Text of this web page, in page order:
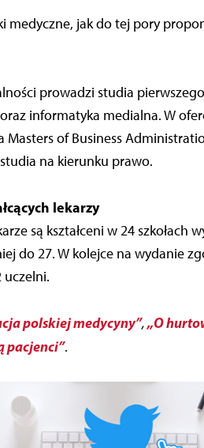
medyczne, jak do tej pory
prowadzi studia
informatyka medialna. W
Masters of Business
na kierunku prawo.
lekarzy
są kształceni w 24 szkołach
do 27. W kolejce na wydanie
uczelni.
polskiej medycyny”,„O
pacjenci”.